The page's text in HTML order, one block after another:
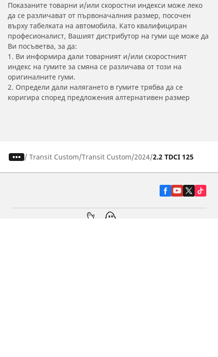
Показаните товарни и/или скоростни индекси може леко
да се различават от първоначалния размер, посочен
върху табелката на автомобила. Като квалифициран
професионалист, Вашият дистрибутор на гуми ще може да
Ви посъветва, за да:
1. Ви информира дали товарният и/или скоростният
индекс на гумите за смяна се различава от този на
оригиналните гуми.
2. Определи дали налягането в гумите трябва да се
коригира според предложения алтернативен размер
/ Transit Custom Transit Custom 2024 2.2 TDCI 125